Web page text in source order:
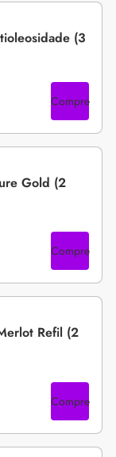
(3
Compre
Gold (2
Compre
Refil (2
Compre